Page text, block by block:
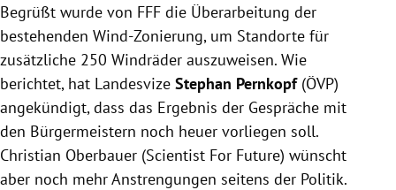
Begrüßt wurde von FFF die Überarbeitung der
bestehenden Wind-Zonierung, um Standorte für
zusätzliche 250 Windräder auszuweisen. Wie
berichtet, hat Landesvize Stephan Pernkopf (ÖVP)
angekündigt, dass das Ergebnis der Gespräche mit
den Bürgermeistern noch heuer vorliegen soll.
Christian Oberbauer (Scientist For Future) wünscht
aber noch mehr Anstrengungen seitens der Politik.